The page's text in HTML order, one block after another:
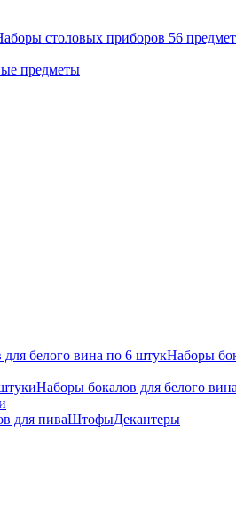
столовых приборов 56
предметы
белого вина по 6 штукНаборы
Наборы бокалов для белого
для пиваШтофыДекантеры